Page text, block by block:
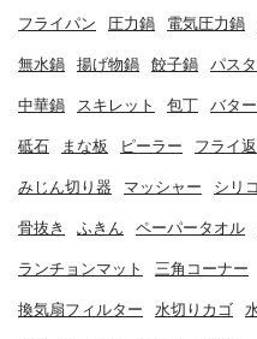
フライパン 圧力鍋 電気圧力鍋
無水鍋 揚げ物鍋 餃子鍋 パス
中華鍋 スキレット 包丁 バタ
砥石 まな板 ピーラー フライ
みじん切り器 マッシャー シリ
骨抜き ふきん ペーパータオル
ランチョンマット 三角コーナー
換気扇フィルター 水切りカゴ